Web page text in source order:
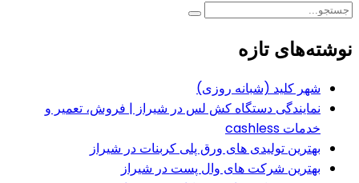
نوشته‌های تازه
شهر کلید (شبانه روزی)
نمایندگی دستگاه کش لس در شیراز | فروش، تعمیر و
خدمات cashless
بهترین تولیدی های ورق پلی کربنات در شیراز
بهترین شرکت های وال پست در شیراز